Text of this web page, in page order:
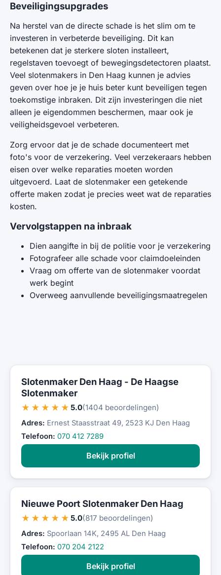
Beveiligingsupgrades
Na herstel van de directe schade is het slim om te
investeren in verbeterde beveiliging. Dit kan
betekenen dat je sterkere sloten installeert,
regelstaven toevoegt of bewegingsdetectoren plaatst.
Veel slotenmakers in Den Haag kunnen je advies
geven over hoe je je huis beter kunt beveiligen tegen
toekomstige inbraken. Dit zijn investeringen die niet
alleen je eigendommen beschermen, maar ook je
veiligheidsgevoel verbeteren.
Zorg ervoor dat je de schade documenteert met
foto's voor de verzekering. Veel verzekeraars hebben
eisen over welke reparaties moeten worden
uitgevoerd. Laat de slotenmaker een getekende
offerte maken zodat je precies weet wat de reparaties
kosten.
Vervolgstappen na inbraak
Dien aangifte in bij de politie voor je verzekering
Fotografeer alle schade voor claimdoeleinden
Vraag om offerte van de slotenmaker voordat
werk begint
Overweeg aanvullende beveiligingsmaatregelen
Slotenmaker Den Haag - De Haagse
Slotenmaker
★★★★★ 5.0(1404 beoordelingen)
Adres: Ernest Staasstraat 49, 2523 KJ Den Haag
Telefoon: 070 412 7289
Bekijk profiel
Nieuwe Poort Slotenmaker Den Haag
★★★★★ 5.0(817 beoordelingen)
Adres: Spoorlaan 14K, 2495 AL Den Haag
Telefoon: 070 204 2122
Bekijk profiel